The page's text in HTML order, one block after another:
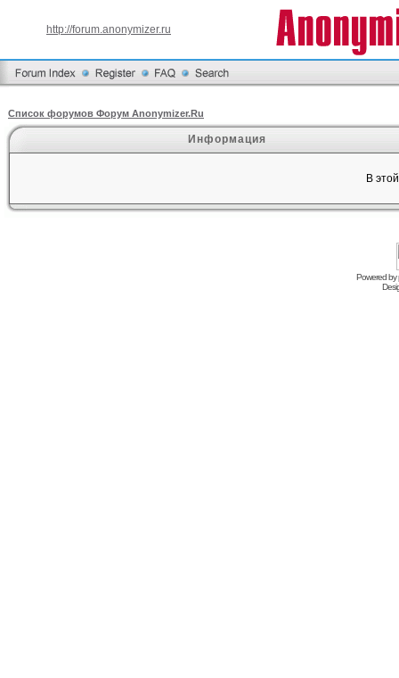
http://forum.anonymizer.ru
Список форумов Форум Anonymizer.Ru
Информация
В
Powered by